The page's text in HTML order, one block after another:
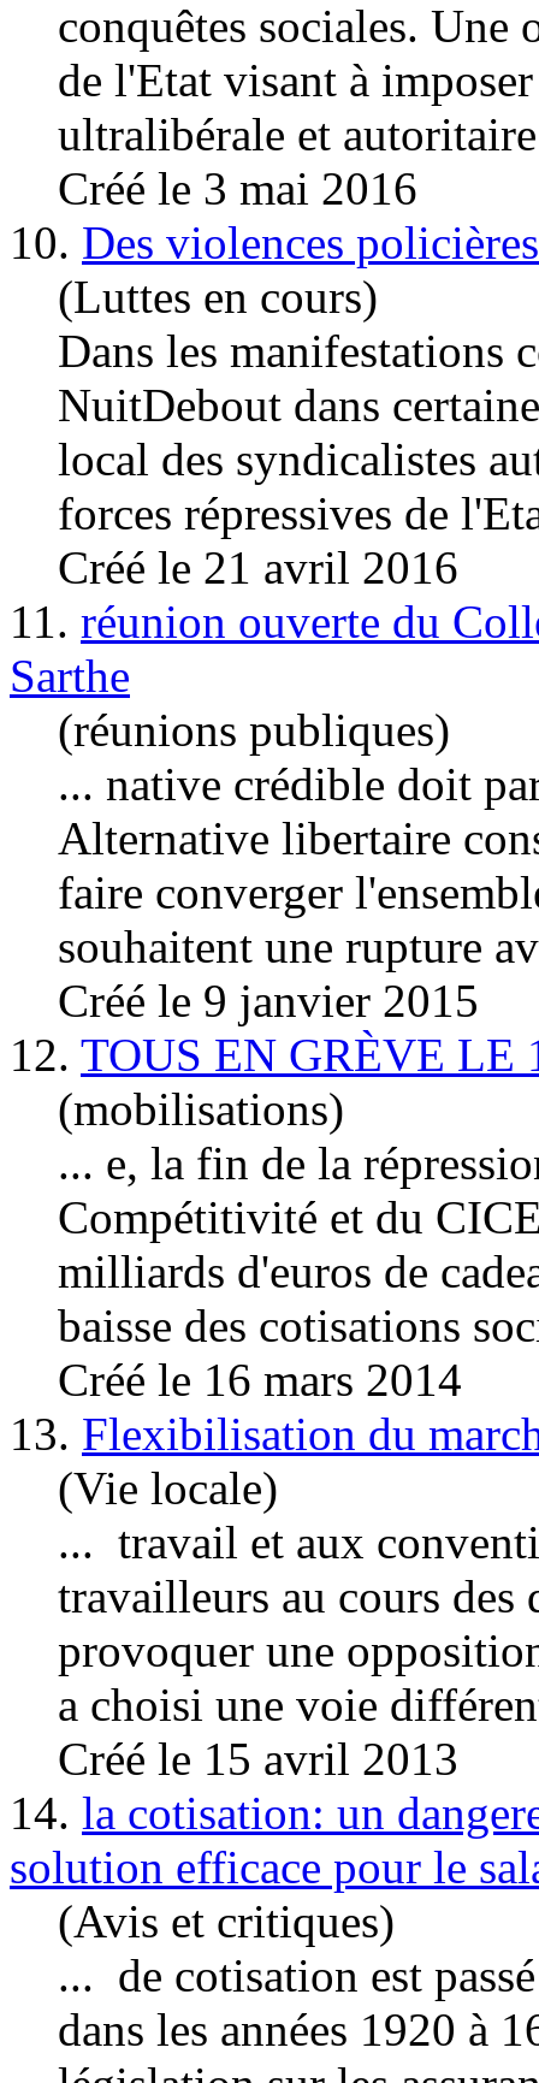
conquêtes sociales. Une
de l'Etat visant à
ultralibérale et
Créé le 3 mai 2016
10. Des violences
(Luttes en cours)
Dans les manifestations
NuitDebout dans
local des syndicalistes
forces répressives de
Créé le 21 avril 2016
11. réunion ouverte du
Sarthe
(réunions publiques)
... native crédible doit
Alternative libertaire
faire converger
souhaitent une rupture
Créé le 9 janvier 2015
12. TOUS EN GRÈVE LE
(mobilisations)
... e, la fin de la
Compétitivité et du
milliards d'euros de
baisse des cotisations
Créé le 16 mars 2014
13. Flexibilisation du
(Vie locale)
... travail et aux
travailleurs au cours des
provoquer une
a choisi une voie
Créé le 15 avril 2013
14. la cotisation: un
solution efficace pour le
(Avis et critiques)
... de cotisation est
dans les années 1920 à